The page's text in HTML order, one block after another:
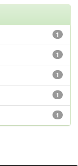
1
1
1
1
1